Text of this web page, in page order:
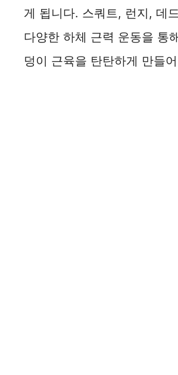
게 됩니다. 스쿼트, 런지, 데
다양한 하체 근력 운동을 통
덩이 근육을 탄탄하게 만들